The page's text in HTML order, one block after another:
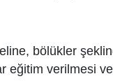
bölükler
eğitim verilmesi